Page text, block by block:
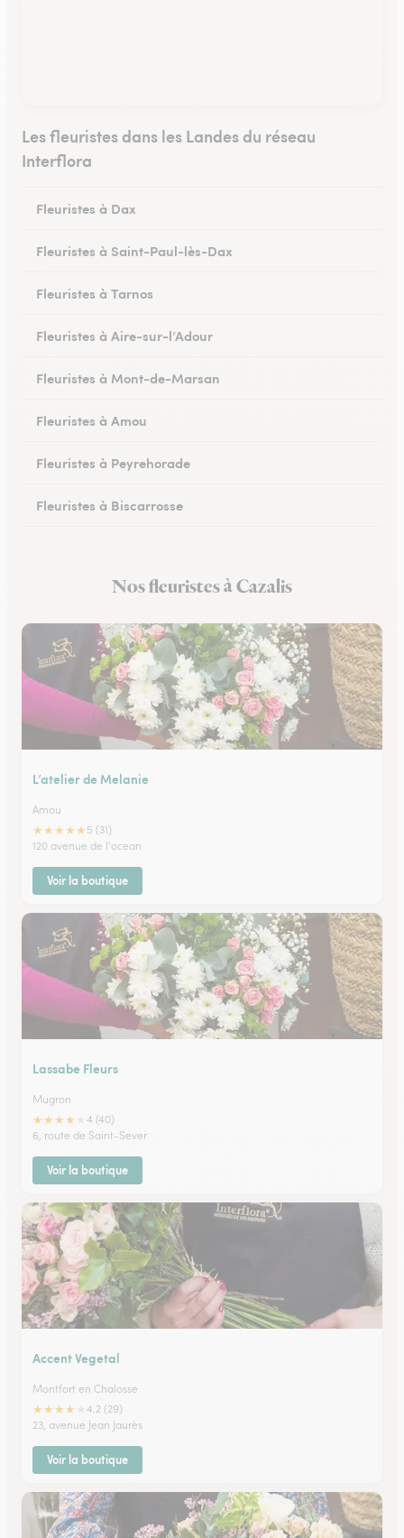
Les fleuristes dans les Landes du réseau
Interflora
Fleuristes à Dax
Fleuristes à Saint-Paul-lès-Dax
Fleuristes à Tarnos
Fleuristes à Aire-sur-l’Adour
Fleuristes à Mont-de-Marsan
Fleuristes à Amou
Fleuristes à Peyrehorade
Fleuristes à Biscarrosse
Fleuristes à MugronNos fleuristes à Cazalis
L’atelier de Melanie
Amou
★★★★★ 5 (31)
120 avenue de l'ocean
Voir la boutique
Lassabe Fleurs
Mugron
★★★★
4 (40)
6, route de Saint-Sever
Voir la boutique
Accent Vegetal
Montfort en Chalosse
★★★★
4.2 (29)
23, avenue Jean Jaurès
Voir la boutique